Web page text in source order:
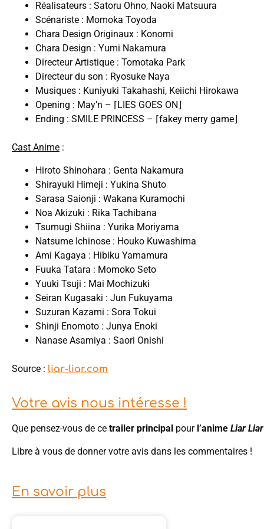
Réalisateurs : Satoru Ohno, Naoki Matsuura
Scénariste : Momoka Toyoda
Chara Design Originaux : Konomi
Chara Design : Yumi Nakamura
Directeur Artistique : Tomotaka Park
Directeur du son : Ryosuke Naya
Musiques : Kuniyuki Takahashi, Keiichi Hirokawa
Opening : May’n – ⌈LIES GOES ON⌋
Ending : SMILE PRINCESS – ⌈fakey merry game⌋
Cast Anime :
Hiroto Shinohara : Genta Nakamura
Shirayuki Himeji : Yukina Shuto
Sarasa Saionji : Wakana Kuramochi
Noa Akizuki : Rika Tachibana
Tsumugi Shiina : Yurika Moriyama
Natsume Ichinose : Houko Kuwashima
Ami Kagaya : Hibiku Yamamura
Fuuka Tatara : Momoko Seto
Yuuki Tsuji : Mai Mochizuki
Seiran Kugasaki : Jun Fukuyama
Suzuran Kazami : Sora Tokui
Shinji Enomoto : Junya Enoki
Nanase Asamiya : Saori Onishi
Source : liar-liar.com
Votre avis nous intéresse !
Que pensez-vous de ce trailer principal pour l’anime Liar Liar
Libre à vous de donner votre avis dans les commentaires !
En savoir plus